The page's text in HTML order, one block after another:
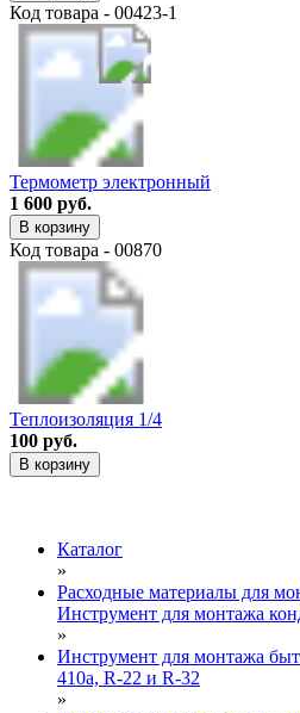
Код товара - 00423-1
Термометр электронный
1 600 руб.
В корзину
Код товара - 00870
Теплоизоляция 1/4
100 руб.
В корзину
Каталог
»
Расходные материалы для
Инструмент для монтажа
»
Инструмент для монтажа
410а, R-22 и R-32
»